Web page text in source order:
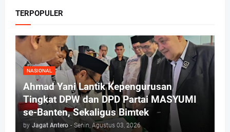
TERPOPULER
NASIONAL
Ahmad Yani Lantik Kepengurusan
Tingkat DPW dan DPD Partai MASYUMI
se-Banten, Sekaligus Bimtek
by Jagat Antero - Senin, Agustus 03, 2026